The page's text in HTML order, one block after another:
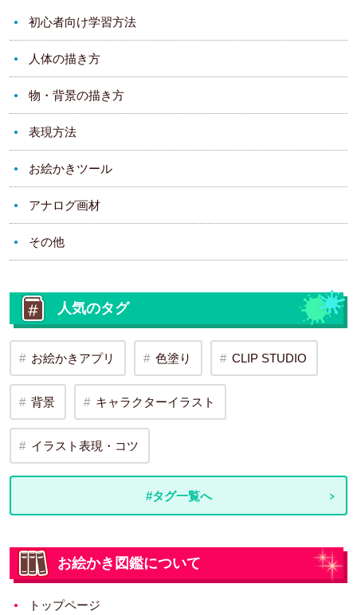
初心者向け学習方法
人体の描き方
物・背景の描き方
表現方法
お絵かきツール
アナログ画材
その他
人気のタグ
お絵かきアプリ 色塗り CLIP STUDIO
背景 キャラクターイラスト
イラスト表現・コツ
#タグ一覧へ
お絵かき図鑑について
トップページ